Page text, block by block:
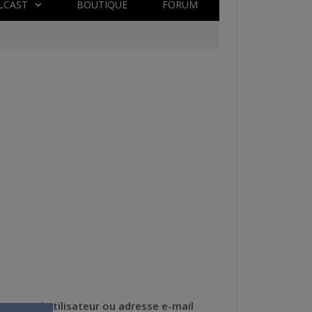
BOUTIQUE FORUM
Nom d'utilisateur ou adresse e-mail